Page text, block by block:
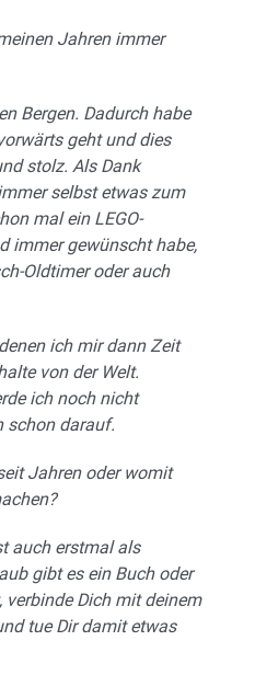
Jahren immer
Bergen. Dadurch habe
geht und dies
stolz. Als Dank
selbst etwas zum
mal ein LEGO-
immer gewünscht habe,
Oldtimer oder auch
ich mir dann Zeit
von der Welt.
ich noch nicht
schon darauf.
Jahren oder womit
auch erstmal als
gibt es ein Buch oder
verbinde Dich mit deinem
tue Dir damit etwas